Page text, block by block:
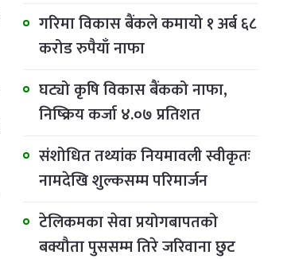
गरिमा विकास बैंकले कमायो १ अर्ब ६८
करोड रुपैयाँ नाफा
घट्यो कृषि विकास बैंकको नाफा,
निष्क्रिय कर्जा ४.०७ प्रतिशत
संशोधित तथ्यांक नियमावली स्वीकृतः
नामदेखि शुल्कसम्म परिमार्जन
टेलिकमका सेवा प्रयोगबापतको
बक्यौता पुससम्म तिरे जरिवाना छुट